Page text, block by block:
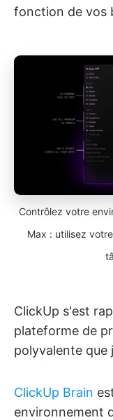
fonction de vos
Contrôlez votre
Max : utilisez
ClickUp s'est
plateforme de
polyvalente que
ClickUp Brain
environnement